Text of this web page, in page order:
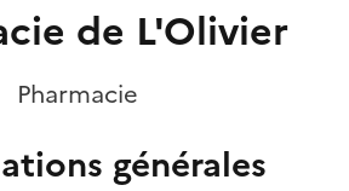
de L'Olivier
Pharmacie
générales